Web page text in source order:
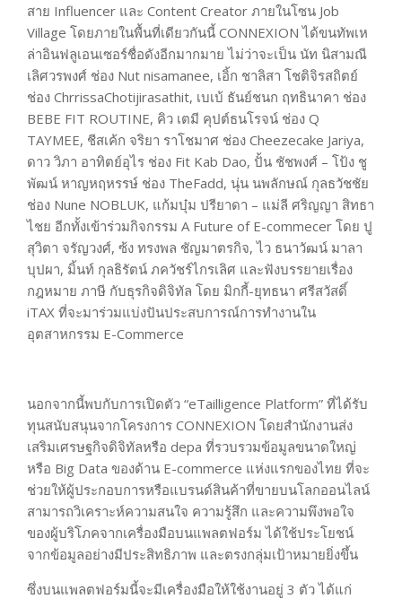
สาย Influencer และ Content Creator ภายในโซน Job
Village โดยภายในพื้นที่เดียวกันนี้ CONNEXION ได้ขนทัพเห
ล่าอินฟลูเอนเซอร์ชื่อดังอีกมากมาย ไม่ว่าจะเป็น นัท นิสามณี
เลิศวรพงศ์ ช่อง Nut nisamanee, เอิ้ก ชาลิสา โชติจิรสถิตย์
ช่อง ChrrissaChotijirasathit, เบเบ้ ธันย์ชนก ฤทธินาคา ช่อง
BEBE FIT ROUTINE, คิว เตมี คุปต์ธนโรจน์ ช่อง Q
TAYMEE, ชีสเค้ก จริยา ราโชมาศ ช่อง Cheezecake Jariya,
ดาว วิภา อาทิตย์อุไร ช่อง Fit Kab Dao, ปั้น ชัชพงศ์ – โป้ง ชู
พัฒน์ หาญหฤหรรษ์ ช่อง TheFadd, นุ่น นพลักษณ์ กุลธวัชชัย
ช่อง Nune NOBLUK, แก้มบุ๋ม ปรียาดา – แม่ลี ศริญญา สิทธา
ไชย อีกทั้งเข้าร่วมกิจกรรม A Future of E-commecer โดย ปู
สุวิตา จรัญวงศ์, ซ้ง ทรงพล ชัญมาตรกิจ, ไว ธนาวัฒน์ มาลา
บุปผา, มิ้นท์ กุลธิรัตน์ ภควัชร์ไกรเลิศ และฟังบรรยายเรื่อง
กฎหมาย ภาษี กับธุรกิจดิจิทัล โดย มิกกี้-ยุทธนา ศรีสวัสดิ์
iTAX ที่จะมาร่วมแบ่งปันประสบการณ์การทำงานใน
อุตสาหกรรม E-Commerce
นอกจากนี้พบกับการเปิดตัว “eTailligence Platform” ที่ได้รับ
ทุนสนับสนุนจากโครงการ CONNEXION โดยสำนักงานส่ง
เสริมเศรษฐกิจดิจิทัลหรือ depa ที่รวบรวมข้อมูลขนาดใหญ่
หรือ Big Data ของด้าน E-commerce แห่งแรกของไทย ที่จะ
ช่วยให้ผู้ประกอบการหรือแบรนด์สินค้าที่ขายบนโลกออนไลน์
สามารถวิเคราะห์ความสนใจ ความรู้สึก และความพึงพอใจ
ของผู้บริโภคจากเครื่องมือบนแพลตฟอร์ม ได้ใช้ประโยชน์
จากข้อมูลอย่างมีประสิทธิภาพ และตรงกลุ่มเป้าหมายยิ่งขึ้น
ซึ่งบนแพลตฟอร์มนี้จะมีเครื่องมือให้ใช้งานอยู่ 3 ตัว ได้แก่